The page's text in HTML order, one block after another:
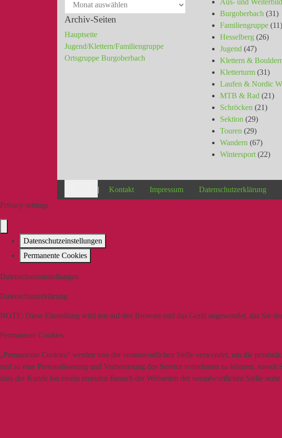
Archiv-Seiten
Hauptseite
Jugend/Klettern/Familiengruppe
Ortsgruppe Burgoberbach
Burgoberbach (31)
Familiengruppe(11)
Hesselberg(26)
Jugend (47)
Klettern &
Kletterturm(31)
Laufen & Nordic
MTB & Rad (21)
Schröcken (21)
Sektion (29)
Touren (29)
Wandern (67)
Wintersport(22)
| Kontakt Impressum
Datenschutzerklärung
Privacy settings
Datenschutzeinstellungen
Permanente Cookies
Datenschutzeinstellungen
Datenschutzerklärung
NOTE: Diese Einstellung wird nur auf den Browser und das Gerät angewendet, das Sie
Permanente Cookies
„Permanente Cookies“ werden von der verantwortlichen Stelle verwendet, um die
und so eine Personalisierung und Verbesserung des Service vornehmen zu können,
dass der Kunde bei einem erneuten Besuch der Webseiten der verantwortlichen Stelle